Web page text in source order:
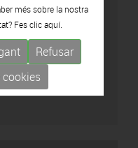
(Veure
més sobre la nostra
Fes clicaquí.
Refusar